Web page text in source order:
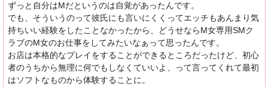
ずっと自分はMだというのは自覚があったんです。
でも、そういうのって彼氏にも言いにくくってエッチもあんまり気
持ちいい経験をしたことなかったから、どうせならM女専用SMク
ラブのM女のお仕事をしてみたいなぁって思ったんです。
お店は本格的なプレイをすることができるところだったけど、初心
者のうちから無理に何でもしなくていいよ、って言ってくれて最初
はソフトなものから体験することに。